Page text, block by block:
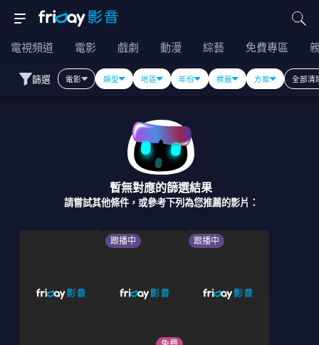
電視頻道 電影 戲劇 動漫 綜藝 免費專區
篩選 電影 類型 地區 年份 標籤 方案 全部清
暫無對應的篩選結果
請嘗試其他條件，或參考下列為您推薦的影片：
跟播中 跟播中